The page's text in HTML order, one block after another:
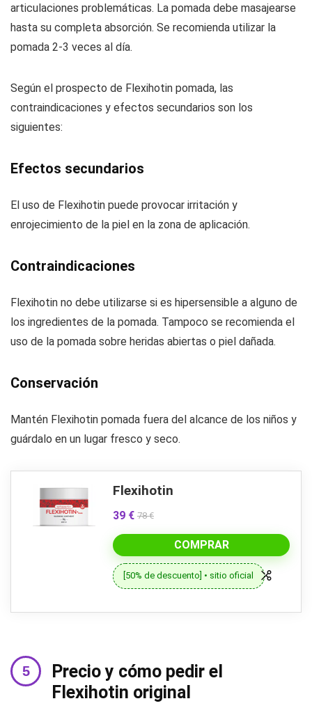
articulaciones problemáticas. La pomada debe masajearse
hasta su completa absorción. Se recomienda utilizar la
pomada 2-3 veces al día.
Según el prospecto de Flexihotin pomada, las
contraindicaciones y efectos secundarios son los
siguientes:
Efectos secundarios
El uso de Flexihotin puede provocar irritación y
enrojecimiento de la piel en la zona de aplicación.
Contraindicaciones
Flexihotin no debe utilizarse si es hipersensible a alguno de
los ingredientes de la pomada. Tampoco se recomienda el
uso de la pomada sobre heridas abiertas o piel dañada.
Conservación
Mantén Flexihotin pomada fuera del alcance de los niños y
guárdalo en un lugar fresco y seco.
Flexihotin
39 € 78 €
COMPRAR
[50% de descuento] • sitio oficial
Precio y cómo pedir el
Flexihotin original